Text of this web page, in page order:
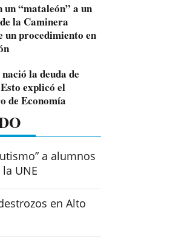
un “mataleón” a un
la Caminera
un procedimiento en
la deuda de
explicó el
de Economía
a alumnos
UNE
en Alto